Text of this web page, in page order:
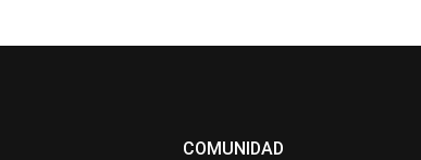
COMUNIDAD